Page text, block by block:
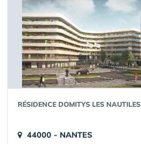
RÉSIDENCE DOMITYS LES NAUTILES
44000 - NANTES